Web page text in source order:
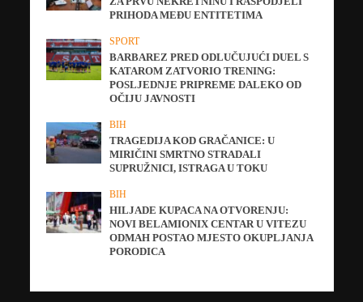
PRIHODA MEĐU ENTITETIMA
SPORT
BARBAREZ PRED ODLUČUJUĆI DUEL S
KATAROM ZATVORIO TRENING:
POSLJEDNJE PRIPREME DALEKO OD
OČIJU JAVNOSTI
BIH
TRAGEDIJA KOD GRAČANICE: U
MIRIČINI SMRTNO STRADALI
SUPRUŽNICI, ISTRAGA U TOKU
BIH
HILJADE KUPACA NA OTVORENJU:
NOVI BELAMIONIX CENTAR U VITEZU
ODMAH POSTAO MJESTO OKUPLJANJA
PORODICA